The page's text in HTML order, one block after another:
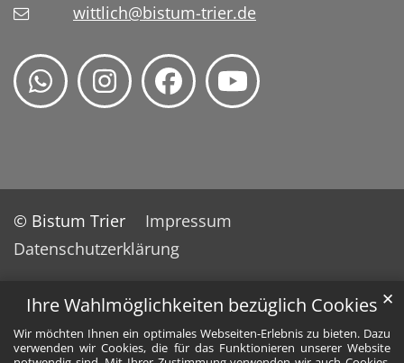
Ihre Wahlmöglichkeiten bezüglich Cookies
Wir möchten Ihnen ein optimales Webseiten-Erlebnis zu bieten. Dazu
verwenden wir Cookies, die für das Funktionieren unserer Website
✕
wittlich@bistum-trier.de
© Bistum Trier
Impressum
Datenschutzerklärung